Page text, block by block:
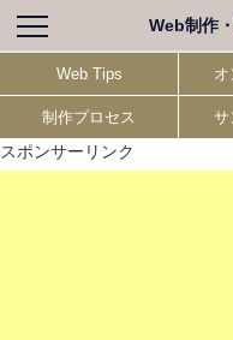
Web制作
Web Tips
制作プロセス サ
スポンサーリンク